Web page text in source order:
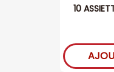
10